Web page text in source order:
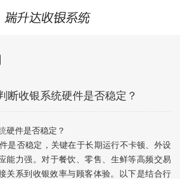
断收银系统硬件是否稳定？
硬件是否稳定？
是否稳定，关键在于‌长期运行不卡顿、外设
能力强‌。对于餐饮、零售、生鲜等高频交易
关系到收银效率与顾客体验。以下是结合行